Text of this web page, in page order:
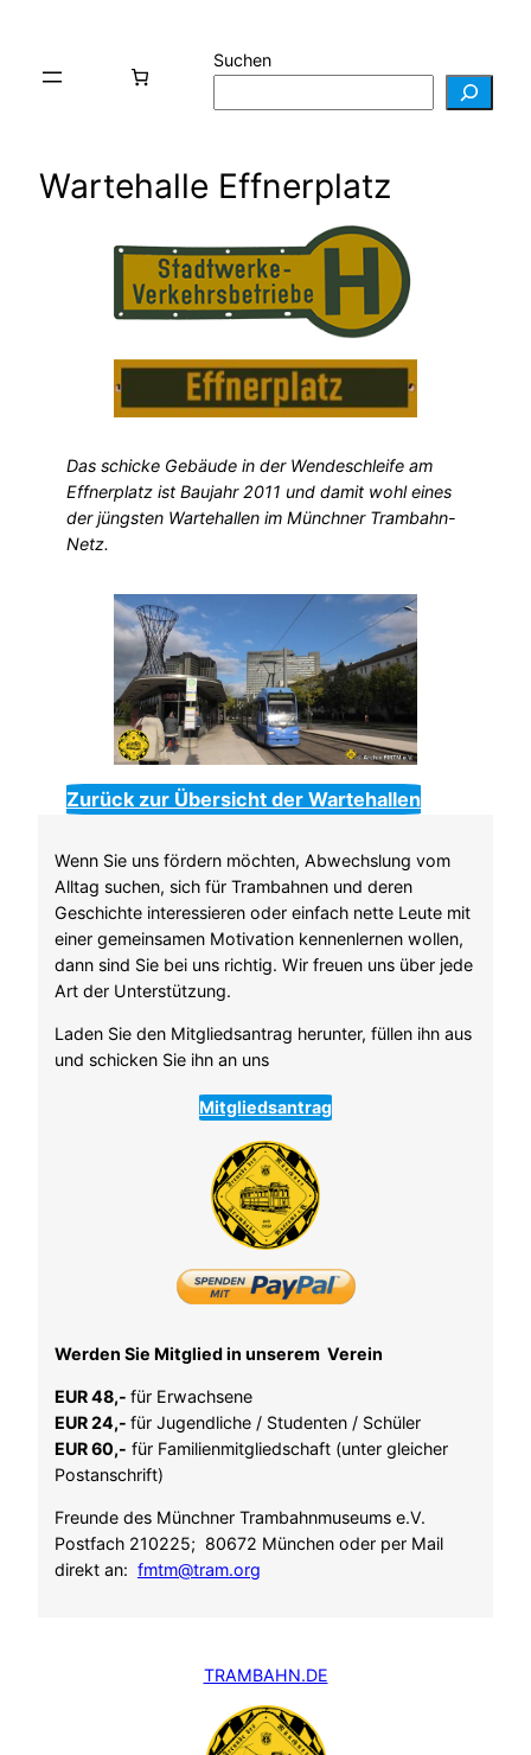
Suchen
Wartehalle Effnerplatz
Das schicke Gebäude in der Wendeschleife am
Effnerplatz ist Baujahr 2011 und damit wohl eines
der jüngsten Wartehallen im Münchner Trambahn-
Netz.
Zurück zur Übersicht der Wartehallen
Wenn Sie uns fördern möchten, Abwechslung vom
Alltag suchen, sich für Trambahnen und deren
Geschichte interessieren oder einfach nette Leute mit
einer gemeinsamen Motivation kennenlernen wollen,
dann sind Sie bei uns richtig. Wir freuen uns über jede
Art der Unterstützung.
Laden Sie den Mitgliedsantrag herunter, füllen ihn aus
und schicken Sie ihn an uns
Mitgliedsantrag
Werden Sie Mitglied in unserem Verein
EUR 48,- für Erwachsene
EUR 24,- für Jugendliche / Studenten / Schüler
EUR 60,- für Familienmitgliedschaft (unter gleicher
Postanschrift)
Freunde des Münchner Trambahnmuseums e.V.
Postfach 210225; 80672 München oder per Mail
direkt an: fmtm@tram.org
TRAMBAHN.DE